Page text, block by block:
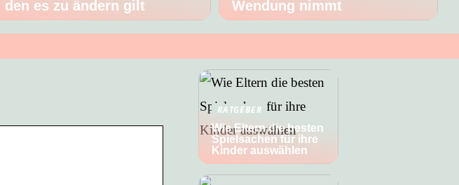
den es zu ändern gilt
Wendung nimmt
RATGEBER
Wie Eltern die besten
Spielsachen für ihre
Kinder auswählen